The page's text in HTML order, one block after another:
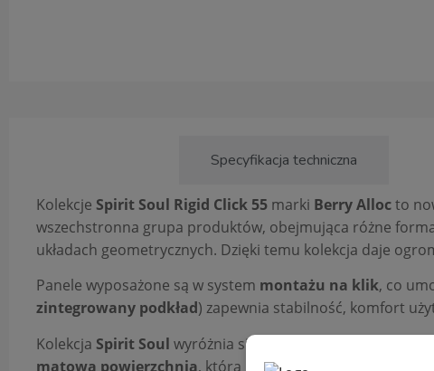
Specyfikacja techniczna
Kolekcje Spirit Soul Rigid Click 55 marki Berry Allocto
wszechstronna grupa produktów, obejmująca różne
układach geometrycznych. Dzięki temu kolekcja daje
Panele wyposażone są w system montażu na klik, co
zintegrowany podkład) zapewnia stabilność, komfort
Kolekcja Spirit Soul wyróżnia się szeroką gamą
matową powierzchnią, która podkreśla autentyczny